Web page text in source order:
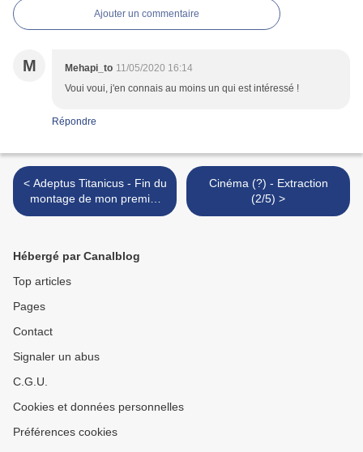
Ajouter un commentaire
M Mehapi_to 11/05/2020 16:14
Voui voui, j'en connais au moins un qui est intéressé !
Répondre
< Adeptus Titanicus - Fin du
montage de mon premier
Warlord
Cinéma (?) - Extraction
(2/5) >
Hébergé par Canalblog
Top articles
Pages
Contact
Signaler un abus
C.G.U.
Cookies et données personnelles
Préférences cookies